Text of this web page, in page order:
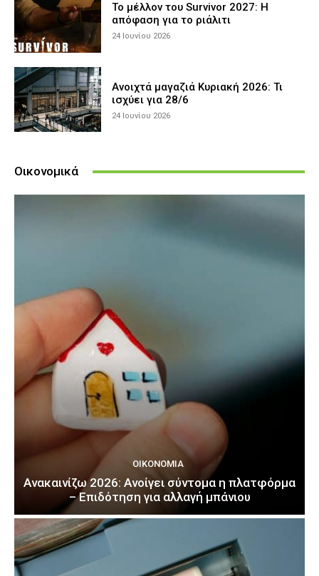
Το μέλλον του Survivor 2027: Η
απόφαση για το ριάλιτι
24 Ιουνίου 2026
Ανοιχτά μαγαζιά Κυριακή 2026: Τι
ισχύει για 28/6
24 Ιουνίου 2026
Οικονομικά
ΟΙΚΟΝΟΜΊΑ
Ανακαινίζω 2026: Ανοίγει σύντομα η πλατφόρμα
– Επιδότηση για αλλαγή μπάνιου